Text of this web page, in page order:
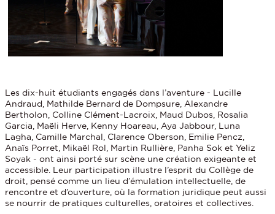
Les dix-huit étudiants engagés dans l’aventure - Lucille
Andraud, Mathilde Bernard de Dompsure, Alexandre
Bertholon, Colline Clément-Lacroix, Maud Dubos, Rosalia
Garcia, Maëli Herve, Kenny Hoareau, Aya Jabbour, Luna
Lagha, Camille Marchal, Clarence Oberson, Emilie Pencz,
Anaïs Porret, Mikaël Rol, Martin Rullière, Panha Sok et Yeliz
Soyak - ont ainsi porté sur scène une création exigeante et
accessible. Leur participation illustre l’esprit du Collège de
droit, pensé comme un lieu d’émulation intellectuelle, de
rencontre et d’ouverture, où la formation juridique peut aussi
se nourrir de pratiques culturelles, oratoires et collectives.